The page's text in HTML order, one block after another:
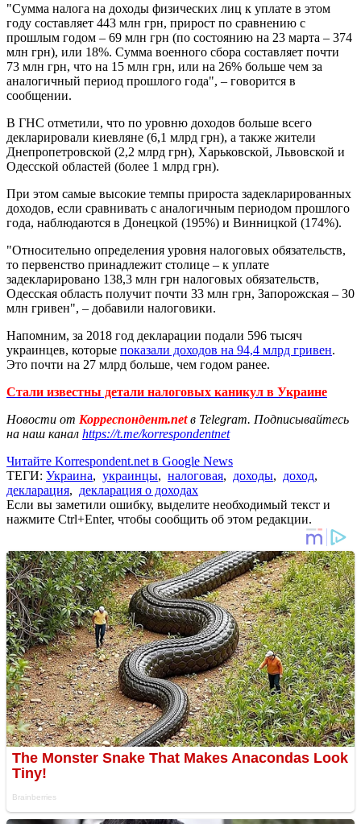
"Сумма налога на доходы физических лиц к уплате в этом
году составляет 443 млн грн, прирост по сравнению с
прошлым годом – 69 млн грн (по состоянию на 23 марта – 374
млн грн), или 18%. Сумма военного сбора составляет почти
73 млн грн, что на 15 млн грн, или на 26% больше чем за
аналогичный период прошлого года", – говорится в
сообщении.
В ГНС отметили, что по уровню доходов больше всего
декларировали киевляне (6,1 млрд грн), а также жители
Днепропетровской (2,2 млрд грн), Харьковской, Львовской и
Одесской областей (более 1 млрд грн).
При этом самые высокие темпы прироста задекларированных
доходов, если сравнивать с аналогичным периодом прошлого
года, наблюдаются в Донецкой (195%) и Винницкой (174%).
"Относительно определения уровня налоговых обязательств,
то первенство принадлежит столице – к уплате
задекларировано 138,3 млн грн налоговых обязательств,
Одесская область получит почти 33 млн грн, Запорожская – 30
млн гривен", – добавили налоговики.
Напомним, за 2018 год декларации подали 596 тысяч
украинцев, которые показали доходов на 94,4 млрд гривен.
Это почти на 27 млрд больше, чем годом ранее.
Стали известны детали налоговых каникул в Украине
Новости от Корреспондент.netв Telegram. Подписывайтесь
на наш канал https://t.me/korrespondentnet
Читайте Korrespondent.net в Google News
ТЕГИ: Украина, украинцы, налоговая, доходы, доход,
декларация, декларация о доходах
Если вы заметили ошибку, выделите необходимый текст и
нажмите Ctrl+Enter, чтобы сообщить об этом редакции.